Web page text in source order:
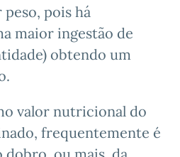
pois há
maior ingestão de
obtendo um
valor nutricional do
frequentemente é